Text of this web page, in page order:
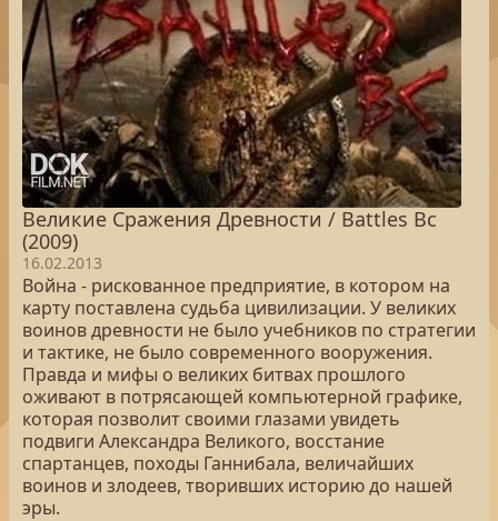
Великие Сражения Древности / Battles Bc
(2009)
16.02.2013
Война - рискованное предприятие, в котором на
карту поставлена судьба цивилизации. У великих
воинов древности не было учебников по стратегии
и тактике, не было современного вооружения.
Правда и мифы о великих битвах прошлого
оживают в потрясающей компьютерной графике,
которая позволит своими глазами увидеть
подвиги Александра Великого, восстание
спартанцев, походы Ганнибала, величайших
воинов и злодеев, творивших историю до нашей
эры.